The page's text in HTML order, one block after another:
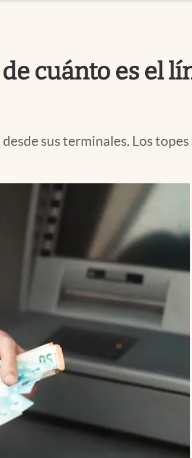
cuánto es el
sus terminales. Los